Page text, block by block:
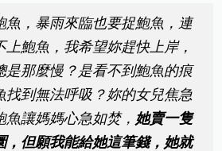
魚，暴雨來臨也要捉鮑魚，連
上鮑魚，我希望妳趕快上岸，
是那麼慢？是看不到鮑魚的痕
找到無法呼吸？妳的女兒焦急
讓媽媽心急如焚， 她賣一隻
，但願我能給她這筆錢，她就